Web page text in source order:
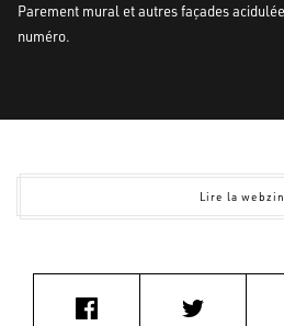
Parement mural et autres façades
numéro.
Lire la